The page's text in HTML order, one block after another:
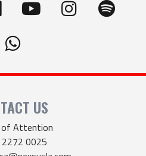
US
Attention
0025